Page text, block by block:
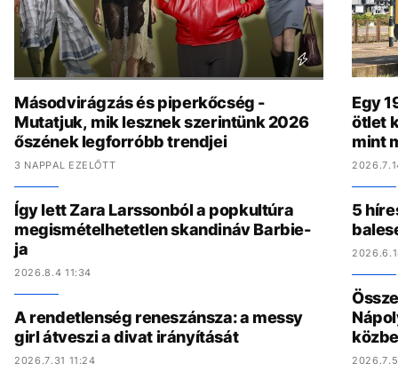
Másodvirágzás és piperkőcség -
Mutatjuk, mik lesznek szerintünk 2026
őszének legforróbb trendjei
3 NAPPAL EZELŐTT
Így lett Zara Larssonból a popkultúra
megismételhetetlen skandináv Barbie-
ja
2026.8.4 11:34
A rendetlenség reneszánsza: a messy
girl átveszi a divat irányítását
2026.7.31 11:24
Egy
ötlet
mint
5